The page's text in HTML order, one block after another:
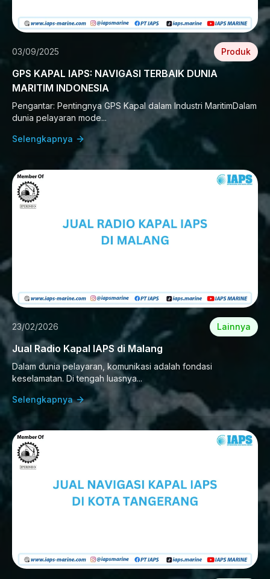
03/09/2025 Produk
GPS KAPAL IAPS: NAVIGASI TERBAIK DUNIA
MARITIM INDONESIA
Pengantar: Pentingnya GPS Kapal dalam Industri MaritimDalam
dunia pelayaran mode...
Selengkapnya
23/02/2026 Lainnya
Jual Radio Kapal IAPS di Malang
Dalam dunia pelayaran, komunikasi adalah fondasi
keselamatan. Di tengah luasnya...
Selengkapnya